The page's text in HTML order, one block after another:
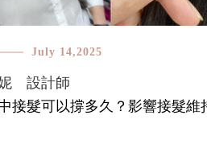
July 14,2025
設計師
接髮可以撐多久？影響接髮